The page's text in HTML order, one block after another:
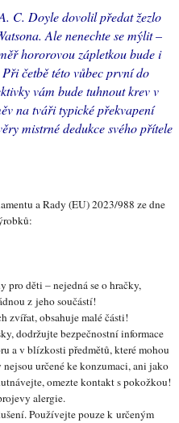
C. Doyle dovolil předat žezlo
Ale nenechte se mýlit –
hororovou zápletkou bude i
četbě této vůbec první do
vám bude tuhnout krev v
na tváři typické překvapení
mistrné dedukce svého přítele
a Rady (EU) 2023/988 ze dne
pro děti – nejedná se o hračky,
z jeho součástí!
zvířat, obsahuje malé části!
dodržujte bezpečnostní informace
a v blízkosti předmětů, které mohou
určené ke konzumaci, ani jako
omezte kontakt s pokožkou!
alergie.
Používejte pouze k určeným